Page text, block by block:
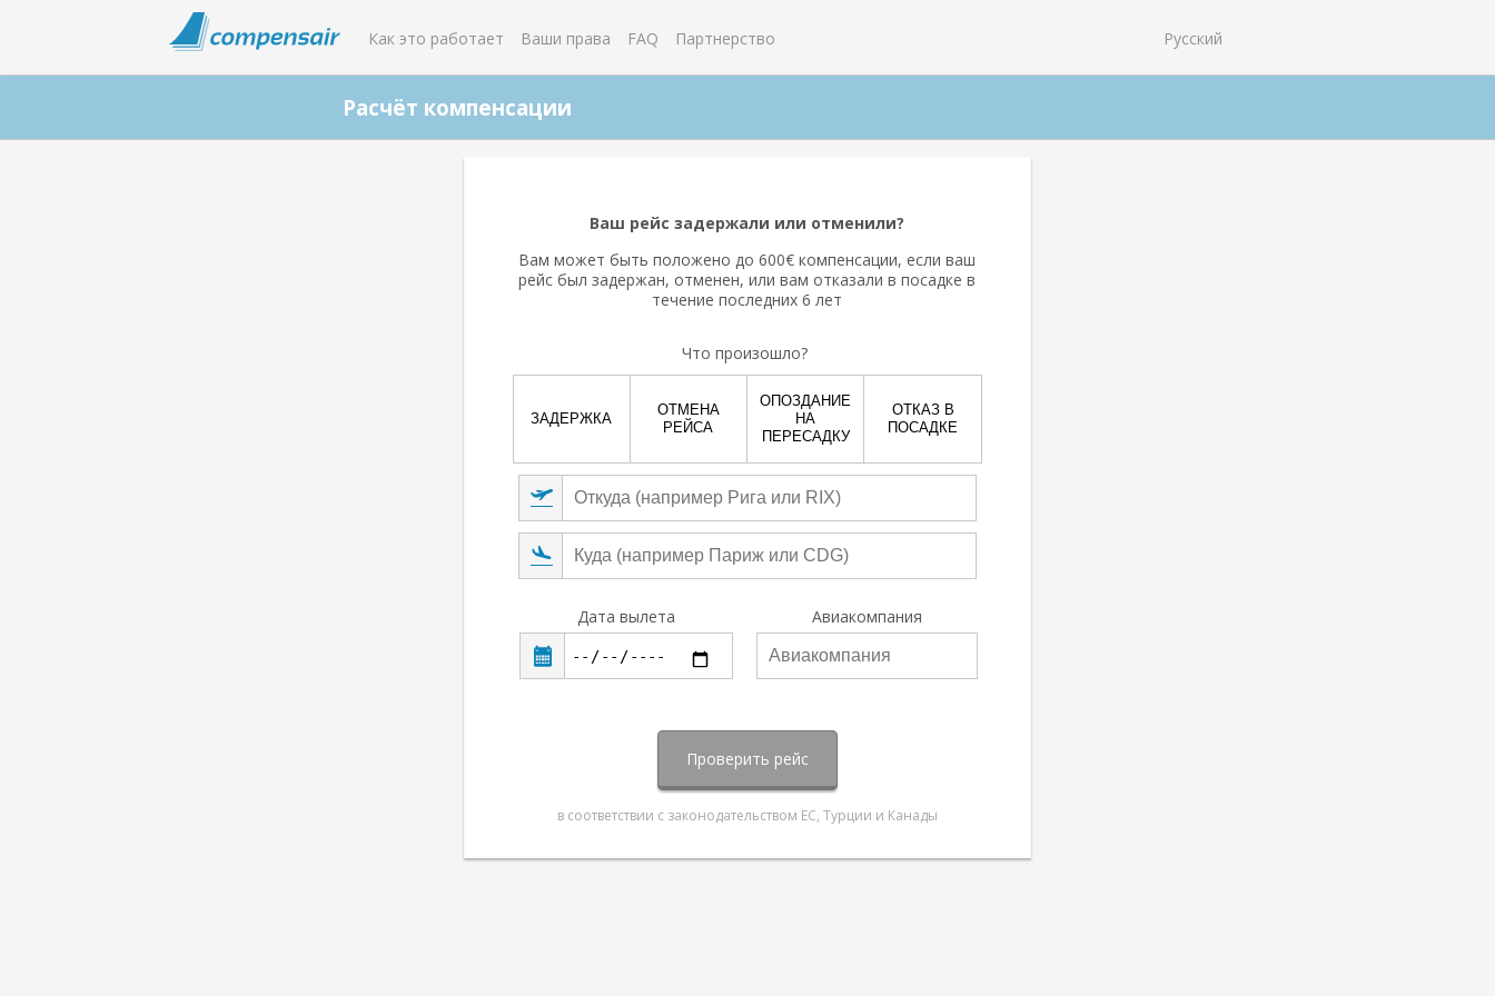
Как это работает Ваши права FAQ Партнерство Русский
Расчёт компенсации
Ваш рейс задержали или отменили?
Вам может быть положено до 600€ компенсации, если ваш
рейс был задержан, отменен, или вам отказали в посадке в
течение последних 6 лет
Что произошло?
ЗАДЕРЖКА
ОТМЕНА
РЕЙСА
ОПОЗДАНИЕ
НА
ПЕРЕСАДКУ
ОТКАЗ В
ПОСАДКЕ
Дата вылета Авиакомпания
Проверить рейс
в соответствии с законодательством ЕС, Турции и Канады